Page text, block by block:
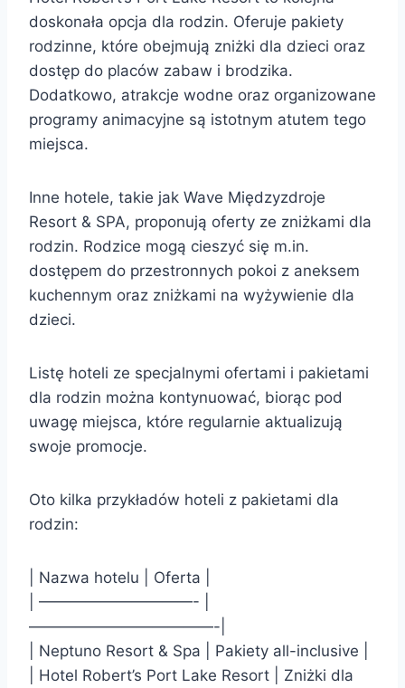
doskonała opcja dla rodzin. Oferuje pakiety
rodzinne, które obejmują zniżki dla dzieci oraz
dostęp do placów zabaw i brodzika.
Dodatkowo, atrakcje wodne oraz organizowane
programy animacyjne są istotnym atutem tego
miejsca.
Inne hotele, takie jak Wave Międzyzdroje
Resort & SPA, proponują oferty ze zniżkami dla
rodzin. Rodzice mogą cieszyć się m.in.
dostępem do przestronnych pokoi z aneksem
kuchennym oraz zniżkami na wyżywienie dla
dzieci.
Listę hoteli ze specjalnymi ofertami i pakietami
dla rodzin można kontynuować, biorąc pod
uwagę miejsca, które regularnie aktualizują
swoje promocje.
Oto kilka przykładów hoteli z pakietami dla
rodzin:
| Nazwa hotelu | Oferta |
| ——————————- |
————————————-|
| Neptuno Resort & Spa | Pakiety all-inclusive |
| Hotel Robert’s Port Lake Resort | Zniżki dla